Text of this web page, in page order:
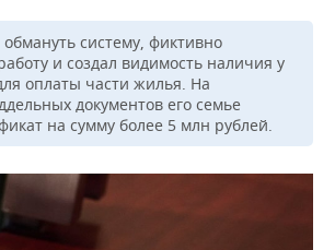
систему, фиктивно
и создал видимость наличия у
оплаты части жилья. На
документов его семье
на сумму более 5 млн рублей.